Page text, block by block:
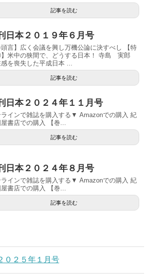
記事を読む
日本２０１９年６月号
頭言】広く会議を興し万機公論に決すべし 【特
米中の狭間で、どうする日本！ 寺島 実郎
を喪失した平成日本 ...
記事を読む
日本２０２４年１１月号
ラインで雑誌を購入する▼ Amazonでの購入 紀
書店での購入 【巻...
記事を読む
日本２０２４年８月号
ラインで雑誌を購入する▼ Amazonでの購入 紀
書店での購入 【巻...
記事を読む
０２５年１月号